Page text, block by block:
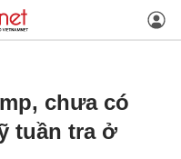
chưa có
tuần tra ở